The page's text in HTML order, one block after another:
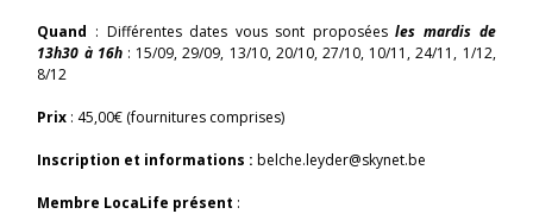
Quand : Différentes dates vous sont proposéesles mardis de
13h30 à 16h : 15/09, 29/09, 13/10, 20/10, 27/10, 10/11, 24/11, 1/12,
8/12
Prix : 45,00€ (fournitures comprises)
Inscription et informations :belche.leyder@skynet.be
Membre LocaLife présent :